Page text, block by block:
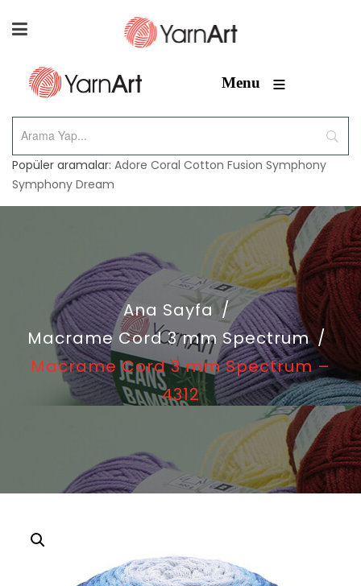
Menu ≡
Popüler aramalar: Adore Coral Cotton Fusion Symphony
Symphony Dream
Ana Sayfa /
Macrame Cord 3 mm Spectrum /
Macrame Cord 3 mm Spectrum –
4312